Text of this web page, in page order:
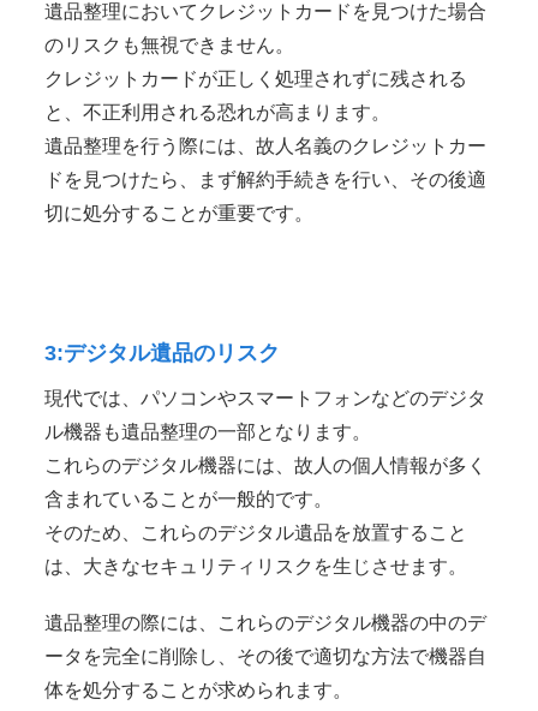
遺品整理においてクレジットカードを見つけた場合
のリスクも無視できません。
クレジットカードが正しく処理されずに残される
と、不正利用される恐れが高まります。
遺品整理を行う際には、故人名義のクレジットカー
ドを見つけたら、まず解約手続きを行い、その後適
切に処分することが重要です。
3:デジタル遺品のリスク
現代では、パソコンやスマートフォンなどのデジタ
ル機器も遺品整理の一部となります。
これらのデジタル機器には、故人の個人情報が多く
含まれていることが一般的です。
そのため、これらのデジタル遺品を放置すること
は、大きなセキュリティリスクを生じさせます。
遺品整理の際には、これらのデジタル機器の中のデ
ータを完全に削除し、その後で適切な方法で機器自
体を処分することが求められます。